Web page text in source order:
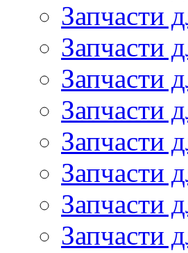
Запчасти
Запчасти
Запчасти
Запчасти
Запчасти
Запчасти
Запчасти
Запчасти